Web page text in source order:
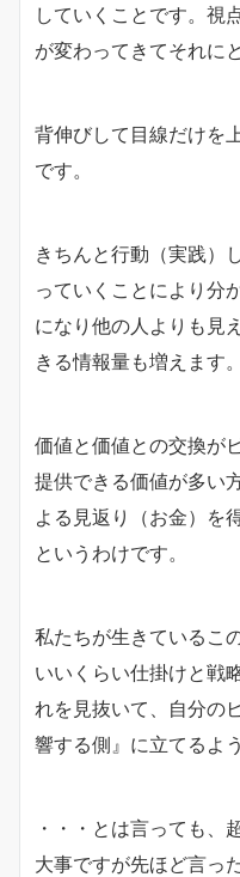
していくことです。視
が変わってきてそれに
背伸びして目線だけを
です。
きちんと行動（実践）
っていくことにより分
になり他の人よりも見
きる情報量も増えます。
価値と価値との交換が
提供できる価値が多い
よる見返り（お金）を
というわけです。
私たちが生きているこ
いいくらい仕掛けと戦
れを見抜いて、自分の
響する側』に立てるよ
・・・とは言っても、
大事ですが先ほど言っ